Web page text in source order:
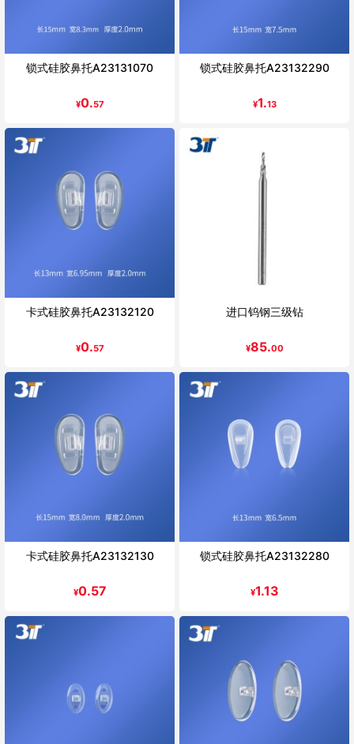
锁式硅胶鼻托A23131070
¥0.57
锁式硅胶鼻托A23132290
¥1.13
卡式硅胶鼻托A23132120
¥0.57
进口钨钢三级钻
¥85.00
卡式硅胶鼻托A23132130
¥0.57
锁式硅胶鼻托A23132280
¥1.13